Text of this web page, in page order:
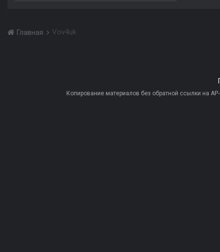
Главная Vov4uk
Копирование материалов без обратной ссылки на